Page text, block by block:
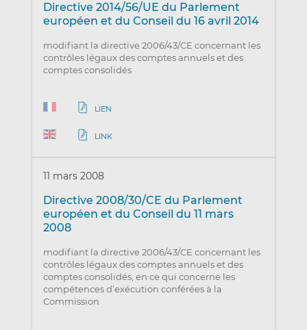
Directive 2014/56/UE du Parlement
européen et du Conseil du 16 avril 2014
modifiant la directive 2006/43/CE concernant les
contrôles légaux des comptes annuels et des
comptes consolidés
LIEN
LINK
11 mars 2008
Directive 2008/30/CE du Parlement
européen et du Conseil du 11 mars
2008
modifiant la directive 2006/43/CE concernant les
contrôles légaux des comptes annuels et des
comptes consolidés, en ce qui concerne les
compétences d’exécution conférées à la
Commission